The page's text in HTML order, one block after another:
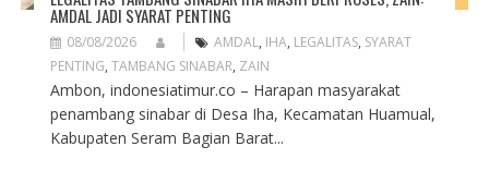
AMDAL JADI SYARAT PENTING
08/08/2026 AMDAL, IHA, LEGALITAS, SYARAT
PENTING, TAMBANG SINABAR, ZAIN
Ambon, indonesiatimur.co – Harapan masyarakat
penambang sinabar di Desa Iha, Kecamatan Huamual,
Kabupaten Seram Bagian Barat...